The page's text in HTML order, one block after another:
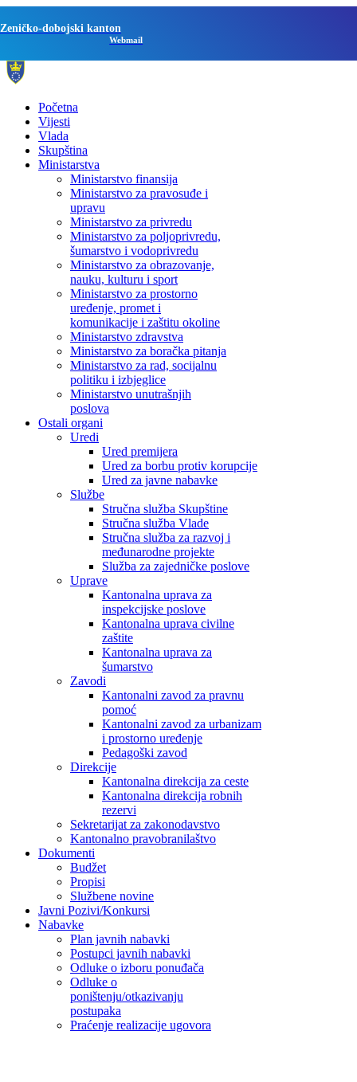
Zeničko-dobojski kanton
Webmail
Početna
Vijesti
Vlada
Skupština
Ministarstva
Ministarstvo finansija
Ministarstvo za pravosuđe i
upravu
Ministarstvo za privredu
Ministarstvo za poljoprivredu,
šumarstvo i vodoprivredu
Ministarstvo za obrazovanje,
nauku, kulturu i sport
Ministarstvo za prostorno
uređenje, promet i
komunikacije i zaštitu okoline
Ministarstvo zdravstva
Ministarstvo za boračka pitanja
Ministarstvo za rad, socijalnu
politiku i izbjeglice
Ministarstvo unutrašnjih
poslova
Ostali organi
Uredi
Ured premijera
Ured za borbu protiv korupcije
Ured za javne nabavke
Službe
Stručna služba Skupštine
Stručna služba Vlade
Stručna služba za razvoj i
međunarodne projekte
Služba za zajedničke poslove
Uprave
Kantonalna uprava za
inspekcijske poslove
Kantonalna uprava civilne
zaštite
Kantonalna uprava za
šumarstvo
Zavodi
Kantonalni zavod za pravnu
pomoć
Kantonalni zavod za urbanizam
i prostorno uređenje
Pedagoški zavod
Direkcije
Kantonalna direkcija za ceste
Kantonalna direkcija robnih
rezervi
Sekretarijat za zakonodavstvo
Kantonalno pravobranilaštvo
Dokumenti
Budžet
Propisi
Službene novine
Javni Pozivi/Konkursi
Nabavke
Plan javnih nabavki
Postupci javnih nabavki
Odluke o izboru ponuđača
Odluke o
poništenju/otkazivanju
postupaka
Praćenje realizacije ugovora